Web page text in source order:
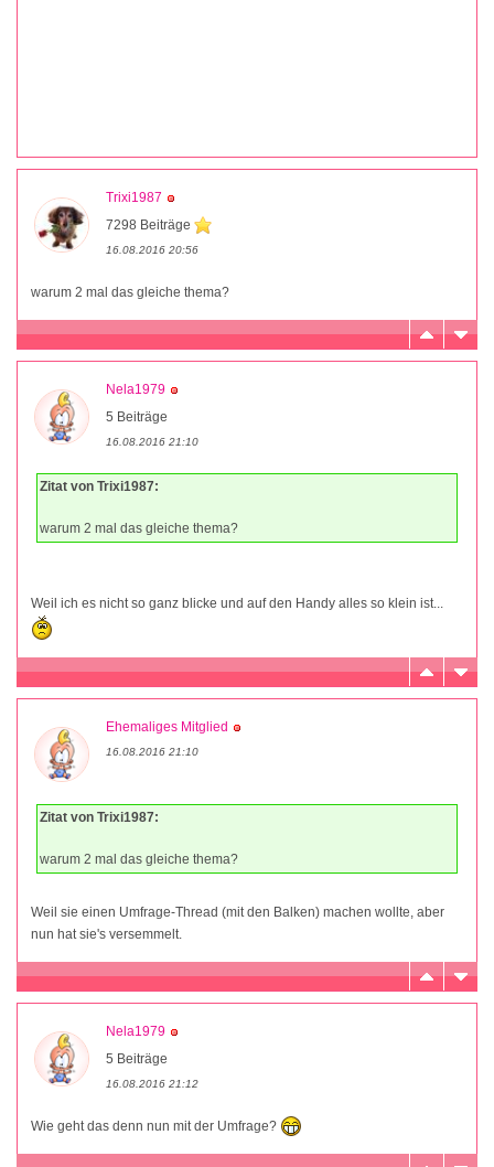
Trixi1987
7298 Beiträge
16.08.2016 20:56
warum 2 mal das gleiche thema?
Nela1979
5 Beiträge
16.08.2016 21:10
Zitat von Trixi1987:
warum 2 mal das gleiche thema?
Weil ich es nicht so ganz blicke und auf den Handy alles so klein ist...
Ehemaliges Mitglied
16.08.2016 21:10
Zitat von Trixi1987:
warum 2 mal das gleiche thema?
Weil sie einen Umfrage-Thread (mit den Balken) machen wollte, aber
nun hat sie's versemmelt.
Nela1979
5 Beiträge
16.08.2016 21:12
Wie geht das denn nun mit der Umfrage?